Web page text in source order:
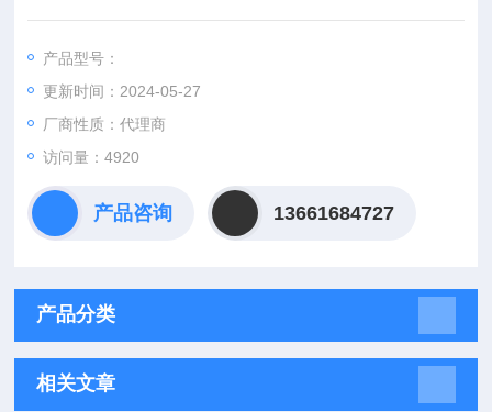
适用范围/预期用途：本产品用于可耐受蒸汽压力作用的医疗
产品型号：
更新时间：2024-05-27
厂商性质：代理商
访问量：4920
产品咨询 13661684727
产品分类
相关文章